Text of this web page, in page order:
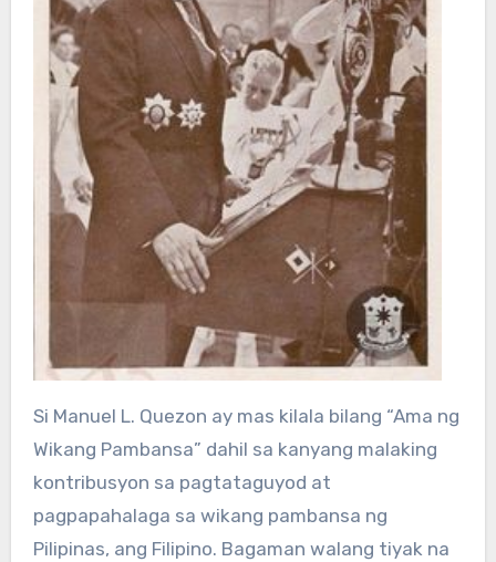
Si Manuel L. Quezon ay mas kilala bilang “Ama ng
Wikang Pambansa” dahil sa kanyang malaking
kontribusyon sa pagtataguyod at
pagpapahalaga sa wikang pambansa ng
Pilipinas, ang Filipino. Bagaman walang tiyak na